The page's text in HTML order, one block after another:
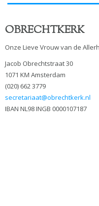
OBRECHTKERK
Onze Lieve Vrouw van de
Jacob Obrechtstraat 30
1071 KM Amsterdam
(020) 662 3779
secretariaat@obrechtkerk.nl
IBAN NL98 INGB 0000107187